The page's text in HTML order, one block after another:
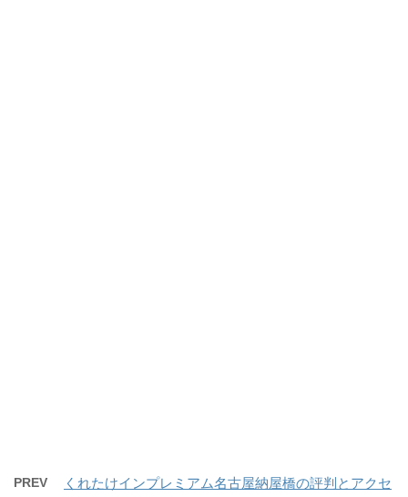
PREV
くれたけインプレミアム名古屋納屋橋の評判とアクセ